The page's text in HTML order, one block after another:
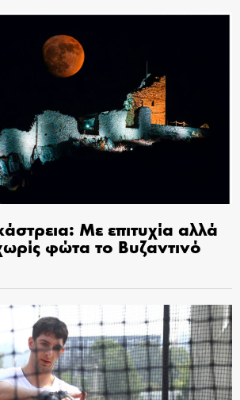
Με επιτυχία αλλά
φώτα το Βυζαντινό